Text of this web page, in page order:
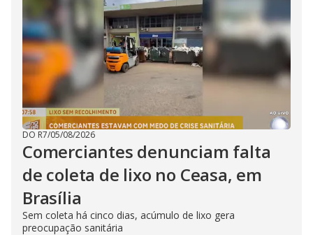
DO R7/05/08/2026
Comerciantes denunciam falta
de coleta de lixo no Ceasa, em
Brasília
Sem coleta há cinco dias, acúmulo de lixo gera
preocupação sanitária